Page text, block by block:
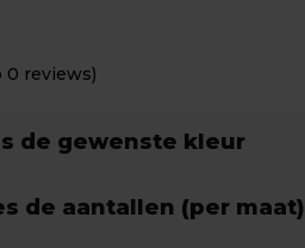
0 reviews)
de gewenste kleur
de aantallen (per maat)